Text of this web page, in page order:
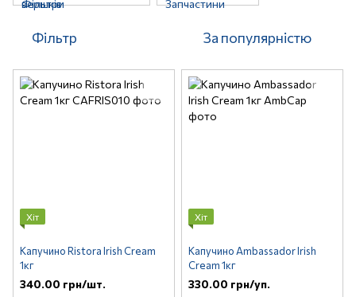
Фільтр За популярністю
Хіт
Капучино Ristora Irish Cream
1кг
340.00 грн/шт.
Хіт
Капучино Ambassador Irish
Cream 1кг
330.00 грн/уп.